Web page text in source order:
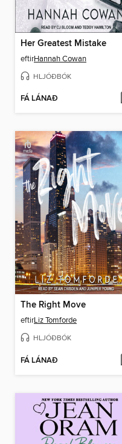
Her Greatest Mistake
eftirHannah Cowan
HLJÓÐBÓK
FÁ LÁNAÐ
The Right Move
eftirLiz Tomforde
HLJÓÐBÓK
FÁ LÁNAÐ